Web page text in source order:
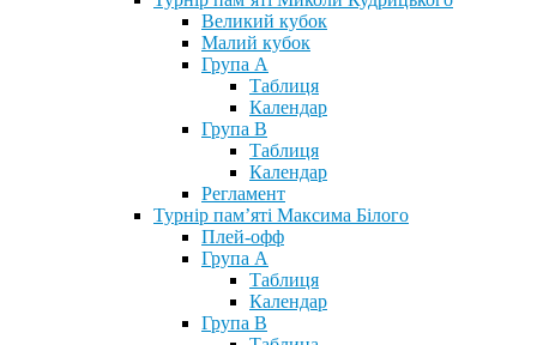
Великий кубок
Малий кубок
Група А
Таблиця
Календар
Група В
Таблиця
Календар
Регламент
Турнір пам’яті Максима Білого
Плей-офф
Група А
Таблиця
Календар
Група В